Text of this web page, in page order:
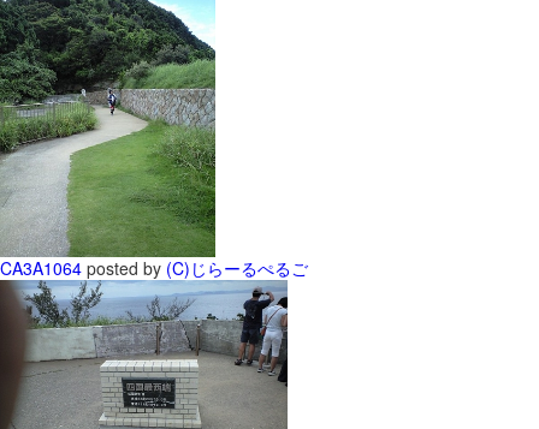
CA3A1064 posted by (C)じらーるぺるご